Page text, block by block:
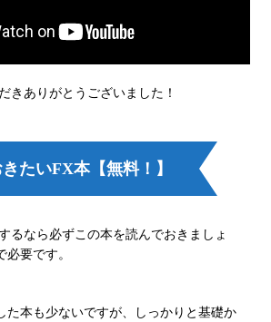
きありがとうございました！
たいFX本【無料！】
るなら必ずこの本を読んでおきましょ
必要です。
た本も少ないですが、しっかりと基礎か